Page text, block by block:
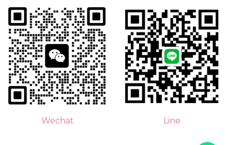
Wechat Line